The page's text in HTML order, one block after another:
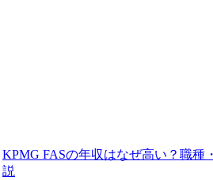
KPMG FASの年収はなぜ高い？職
説